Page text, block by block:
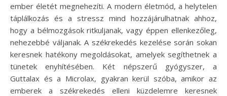
ember életét megnehezíti. A modern életmód, a helytelen
táplálkozás és a stressz mind hozzájárulhatnak ahhoz,
hogy a bélmozgások ritkuljanak, vagy éppen ellenkezőleg,
nehezebbé váljanak. A székrekedés kezelése során sokan
keresnek hatékony megoldásokat, amelyek segíthetnek a
tünetek enyhítésében. Két népszerű gyógyszer, a
Guttalax és a Microlax, gyakran kerül szóba, amikor az
emberek a székrekedés elleni küzdelemre keresnek